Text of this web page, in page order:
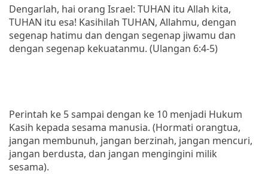
Dengarlah, hai orang Israel: TUHAN itu Allah kita,
TUHAN itu esa! Kasihilah TUHAN, Allahmu, dengan
segenap hatimu dan dengan segenap jiwamu dan
dengan segenap kekuatanmu. (Ulangan 6:4-5)
Perintah ke 5 sampai dengan ke 10 menjadi Hukum
Kasih kepada sesama manusia. (Hormati orangtua,
jangan membunuh, jangan berzinah, jangan mencuri,
jangan berdusta, dan jangan mengingini milik
sesama).